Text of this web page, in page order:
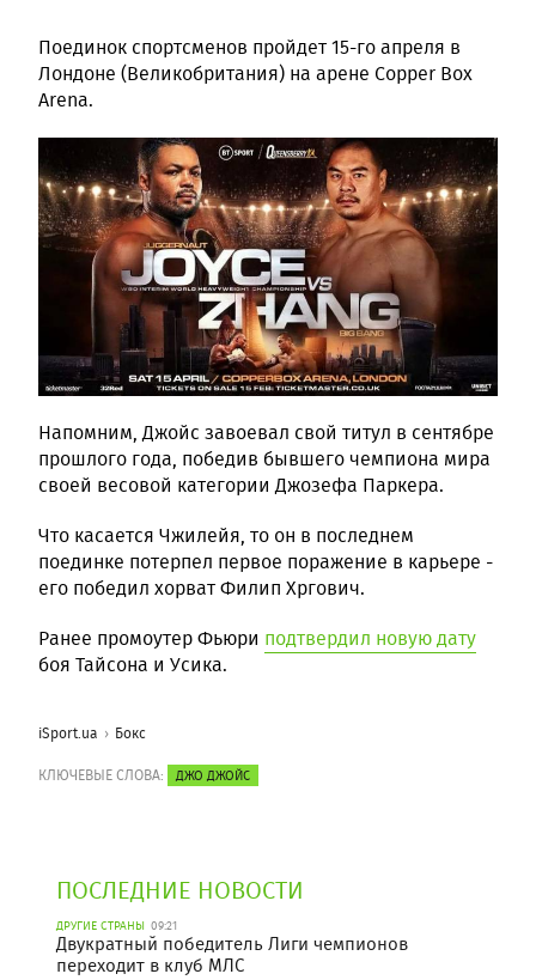
Поединок спортсменов пройдет 15-го апреля в
Лондоне (Великобритания) на арене Copper Box
Arena.
Напомним, Джойс завоевал свой титул в сентябре
прошлого года, победив бывшего чемпиона мира
своей весовой категории Джозефа Паркера.
Что касается Чжилейя, то он в последнем
поединке потерпел первое поражение в карьере -
его победил хорват Филип Хргович.
Ранее промоутер Фьюри подтвердил новую дату
боя Тайсона и Усика.
iSport.ua Бокс
КЛЮЧЕВЫЕ СЛОВА: ДЖО ДЖОЙС
ПОСЛЕДНИЕ НОВОСТИ
ДРУГИЕ СТРАНЫ 09:21
Двукратный победитель Лиги чемпионов
переходит в клуб МЛС